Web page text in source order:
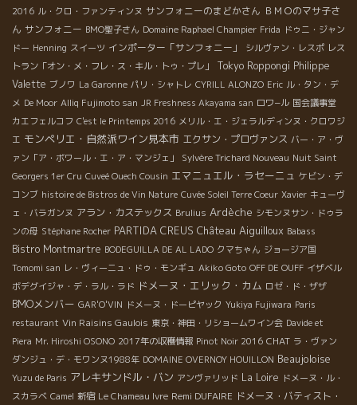
2016 ル・クロ・ファンティンヌ サンフォニーのまどかさん ＢＭＯのマサ子さ
ん サンフォニー BMO聖子さん Domaine Raphael Champier Frida ドゥニ・ジャン
ドー Henning スイーツ インポーター「サンフォニー」 シルヴァン・レスポ レス
トラン「オン・メ・フレ・ス・キル・トゥ・プレ」
Tokyo Roppongi Philippe
Valette ブノワ La Garonne パリ・シャトレ CYRILL ALONZO Eric ル・タン・デ
メ De Moor Alliq Fujimoto san JR Freshness Akayama san ロワ−ル 国会議事堂
カエフェルコフ C'est le Printemps 2016 メリル・エ・ジェラルディンヌ・クロワジ
エ モンペリエ・自然派ワイン見本市 エクサン・プロヴァンス バー・ア・ヴ
ァン「ア・ボワール・エ・ア・マンジェ」
Sylvère Trichard Nouveau Nuit Saint
Georgers 1er Cru Cuveé Ouech Cousin エマニュエル・ラセーニュ ケビン・デ
コンブ histoire de Bistros de Vin Nature Cuvée Soleil Terre Coeur Xavier キューヴ
ェ・バラガンヌ アラン・カステックス Brulius Ardèche シモンヌサン・ドゥラ
ンの母 Stéphane Rocher PARTIDA CREUS Château Aiguilloux Babass
Bistro Montmartre BODEGUILLA DE AL LADO クマちゃん ジョージア国
Tomomi san レ・ヴィーニュ・ドゥ・モンギュ Akiko Goto OFF DE OUFF イザベル
ボデグイジャ・デ・ラル・ラド ドメーヌ・エリック・カム ロゼ・ド・ザザ
BMOメンバー GAR'O'VIN ドメーヌ・ドーピヤック Yukiya Fujiwara Paris
restaurant Vin Raisins Gaulois 東京・神田・リショームワイン会 Davide et
Piera Mr. Hiroshi OSONO 2017年の収穫情報 Pinot Noir 2016 CHAT ラ・ヴァン
ダンジュ・デ・モワンヌ1988年 DOMAINE OVERNOY HOUILLON Beaujoloise
Yuzu de Paris アレキサンドル・バン アンヴァリッド La Loire ドメーヌ・ル・
スカラベ Camel 新宿 Le Chameau Ivre Remi DUFAIRE ドメーヌ・バティスト・